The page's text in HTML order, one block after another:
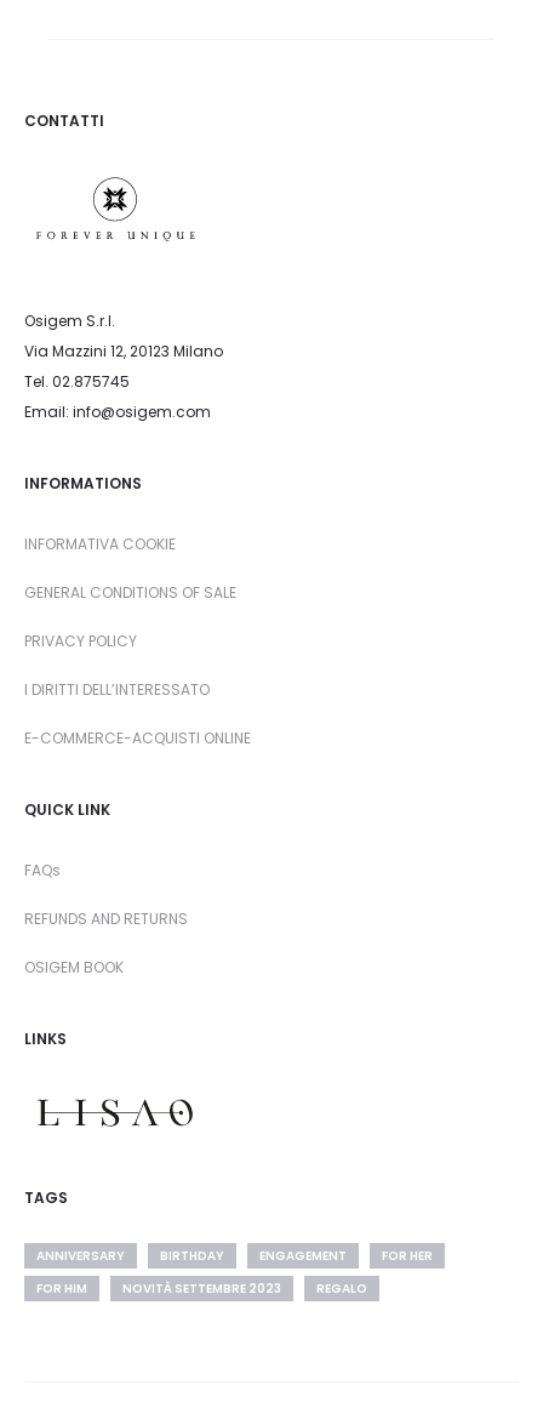
CONTATTI
Osigem S.r.l.
Via Mazzini 12, 20123 Milano
Tel. 02.875745
Email: info@osigem.com
INFORMATIONS
INFORMATIVA COOKIE
GENERAL CONDITIONS OF SALE
PRIVACY POLICY
I DIRITTI DELL’INTERESSATO
E-COMMERCE-ACQUISTI ONLINE
QUICK LINK
FAQs
REFUNDS AND RETURNS
OSIGEM BOOK
LINKS
TAGS
ANNIVERSARY BIRTHDAY ENGAGEMENT
FOR HER
FOR HIM
NOVITÀ SETTEMBRE 2023 REGALO